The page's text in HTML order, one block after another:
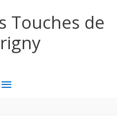
Touches de
MENU